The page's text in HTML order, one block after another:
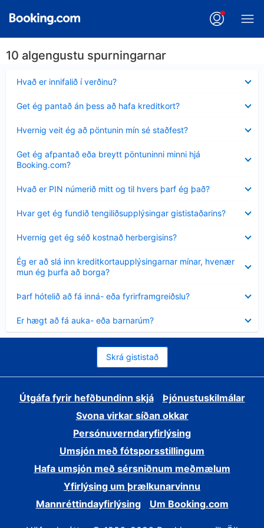
10 algengustu spurningarnar
Hvað er innifalið í verðinu?
sýnt
Get ég pantað án þess að hafa kreditkort?
sýnt
Hvernig veit ég að pöntunin mín sé staðfest?
sýnt
Get ég afpantað eða breytt pöntuninni minni hjá
Booking.com?
sýnt
Hvað er PIN númerið mitt og til hvers þarf ég það?
sýnt
Hvar get ég fundið tengiliðsupplýsingar gististaðarins?
sýnt
Hvernig get ég séð kostnað herbergisins?
sýnt
Ég er að slá inn kreditkortaupplýsingarnar mínar, hvenær
mun ég þurfa að borga?
Minna
sýnt
Þarf hótelið að fá inná- eða fyrirframgreiðslu?
sýnt
Er hægt að fá auka- eða barnarúm?
sýnt
Skrá gististað
Útgáfa fyrir hefðbundinn skjá
Þjónustuskilmálar
Svona virkar síðan okkar
Persónuverndaryfirlýsing
Umsjón með fótsporsstillingum
Hafa umsjón með sérsniðnum meðmælum
Yfirlýsing um þrælkunarvinnu
Mannréttindayfirlýsing
Um Booking.com